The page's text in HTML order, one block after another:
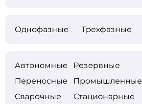
Однофазные Трехфазные
Автономные
Резервные
Переносные
Промышленные
Сварочные
Стационарные